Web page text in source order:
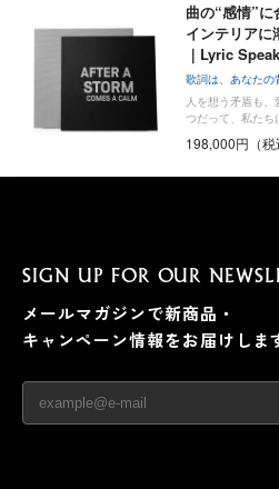
曲の“感情”に
インテリアに
｜Lyric
歌詞は、あなたの
人を想う矛盾も
つだって、私た
198,000円（税
SIGN UP FOR OUR
メールマガジンで新商品・
キャンペーン情報をお届けしま